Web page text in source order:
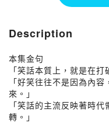
Description
本集金句
「笑話本質上，就是在打
「好笑往往不是因為內
來。」
「笑話的主流反映著時
轉。」